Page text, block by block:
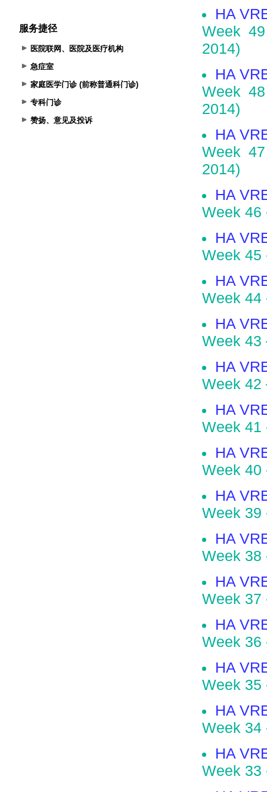
服务捷径
医院联网、医院及医疗机构
急症室
家庭医学门诊 (前称普通科门诊)
专科门诊
赞扬、意见及投诉